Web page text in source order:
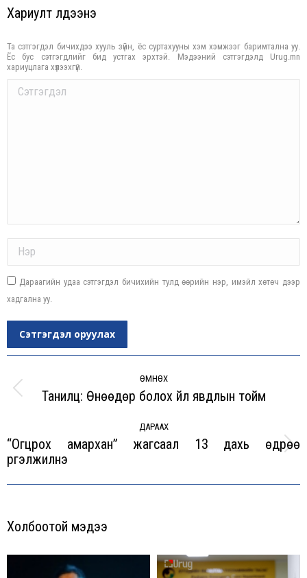
Хариулт үлдээнэ үү
Та сэтгэгдэл бичихдээ хууль зүйн, ёс суртахууны хэм хэмжээг баримтална уу.
Ёс бус сэтгэгдлийг бид устгах эрхтэй. Мэдээний сэтгэгдэлд Urug.mn
хариуцлага хүлээхгүй.
Comment
Дараагийн удаа сэтгэгдэл бичихийн тулд өөрийн нэр, имэйл хөтөч дээр
хадгална уу.
Сэтгэгдэл оруулах
navigation
ӨМНӨХ
Previous
Танилц: Өнөөдөр болох үйл явдлын тойм
ДАРААХ
Next
“Огцрох амархан” жагсаал 13 дахь өдрөө
үргэлжилнэ
Холбоотой мэдээ